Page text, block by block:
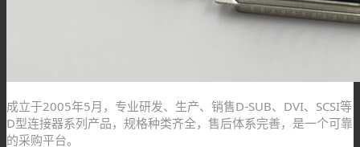
成立于2005年5月，专业研发、生产、销售D-SUB、DVI、SCSI等
D型连接器系列产品，规格种类齐全，售后体系完善，是一个可靠
的采购平台。